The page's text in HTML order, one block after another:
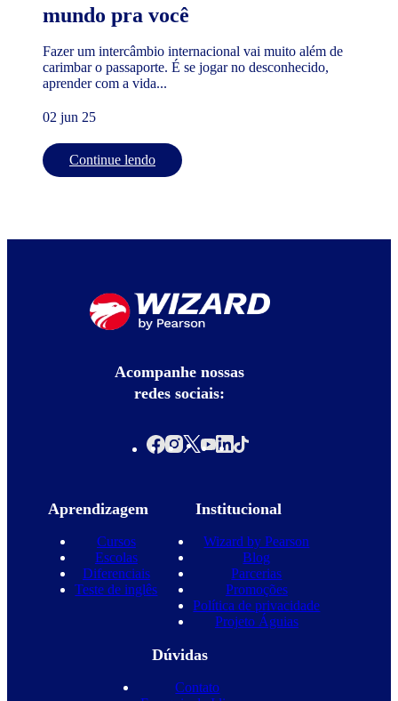
mundo pra você
Fazer um intercâmbio internacional vai muito além de
carimbar o passaporte. É se jogar no desconhecido,
aprender com a vida...
02 jun 25
Continue lendo
Acompanhe nossas
redes sociais:
Aprendizagem
Cursos
Escolas
Diferenciais
Teste de inglês
Institucional
Wizard by Pearson
Blog
Parcerias
Promoções
Política de privacidade
Projeto Águias
Dúvidas
Contato